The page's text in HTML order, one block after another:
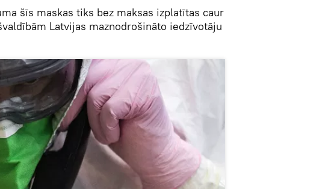
šīs maskas tiks bez maksas izplatītas caur
Latvijas maznodrošināto iedzīvotāju